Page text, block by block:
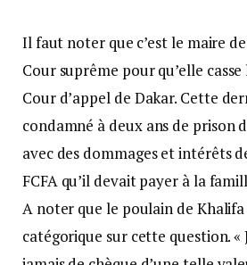
Il faut noter que c’est le maire
Cour suprême pour qu’elle
Cour d’appel de Dakar. Cette
condamné à deux ans de prison
avec des dommages et intérêts
FCFA qu’il devait payer à la
A noter que le poulain de
catégorique sur cette question. «